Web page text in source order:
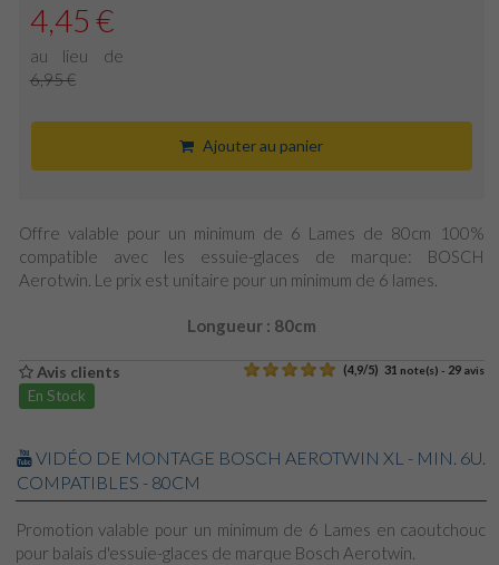
4,45 €
au lieu de
6,95 €
Ajouter au panier
Offre valable pour un minimum de 6 Lames de 80cm 100%
compatible avec les essuie-glaces de marque: BOSCH
Aerotwin. Le prix est unitaire pour un minimum de 6 lames.
Longueur : 80cm
Avis clients (4,9/5) 31 note(s) - 29avis
En Stock
VIDÉO DE MONTAGE BOSCH AEROTWIN XL - MIN. 6U.
COMPATIBLES - 80CM
Promotion valable pour un minimum de 6 Lames en caoutchouc
pour balais d'essuie-glaces de marque Bosch Aerotwin.